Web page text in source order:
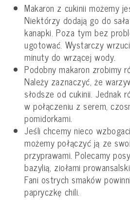
Makaron z cukinii możemy
Niektórzy dodają go do
kanapki. Poza tym bez
ugotować. Wystarczy
minuty do wrzącej wody.
Podobny makaron zrobimy
Należy zaznaczyć, że
słodsze od cukinii. Jednak
w połączeniu z serem,
pomidorkami.
Jeśli chcemy nieco
możemy połączyć ją ze
przyprawami. Polecamy
bazylią, ziołami
Fani ostrych smaków
papryczkę chili.